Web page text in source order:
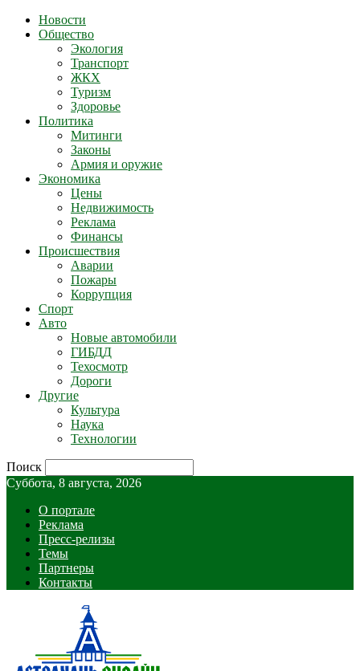
Новости
Общество
Экология
Транспорт
ЖКХ
Туризм
Здоровье
Политика
Митинги
Законы
Армия и оружие
Экономика
Цены
Недвижимость
Реклама
Финансы
Происшествия
Аварии
Пожары
Коррупция
Спорт
Авто
Новые автомобили
ГИБДД
Техосмотр
Дороги
Другие
Культура
Наука
Технологии
Поиск
Суббота, 8 августа, 2026
О портале
Реклама
Пресс-релизы
Темы
Партнеры
Контакты